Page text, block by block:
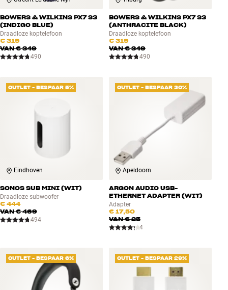
BOWERS & WILKINS PX7 S3
(INDIGO BLUE)
Draadloze koptelefoon
€ 319
VAN€ 349
490
BOWERS & WILKINS PX7 S3
(ANTHRACITE BLACK)
Draadloze koptelefoon
€ 319
VAN€ 349
490
OUTLET - BESPAAR 5%
Eindhoven
SONOS SUB MINI (WIT)
Draadloze subwoofer
€ 444
VAN€ 469
494
OUTLET - BESPAAR 30%
Apeldoorn
ARGON AUDIO USB-
ETHERNET ADAPTER (WIT)
Adapter
€ 17,50
VAN€ 25
4
OUTLET - BESPAAR 6% OUTLET - BESPAAR 29%